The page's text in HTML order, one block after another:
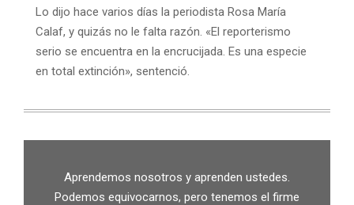
Lo dijo hace varios días la periodista Rosa María
Calaf, y quizás no le falta razón. «El reporterismo
serio se encuentra en la encrucijada. Es una especie
en total extinción», sentenció.
Aprendemos nosotros y aprenden ustedes.
Podemos equivocarnos, pero tenemos el firme